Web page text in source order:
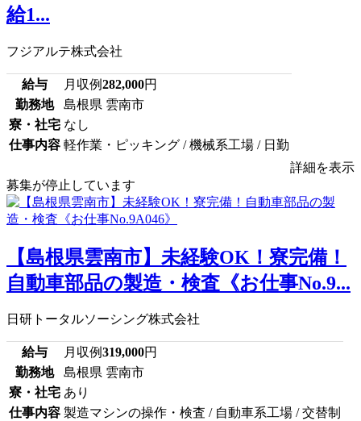
給1...
フジアルテ株式会社
給与 月収例282,000円
勤務地
島根県 雲南市
寮・社宅 なし
仕事内容 軽作業・ピッキング / 機械系工場 / 日勤
詳細を表示
募集が停止しています
【島根県雲南市】未経験OK！寮完備！
自動車部品の製造・検査《お仕事No.9...
日研トータルソーシング株式会社
給与 月収例319,000円
勤務地
島根県 雲南市
寮・社宅 あり
仕事内容 製造マシンの操作・検査 / 自動車系工場 / 交替制